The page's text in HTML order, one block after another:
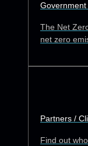
The Net
net zero
Partners /
Find out